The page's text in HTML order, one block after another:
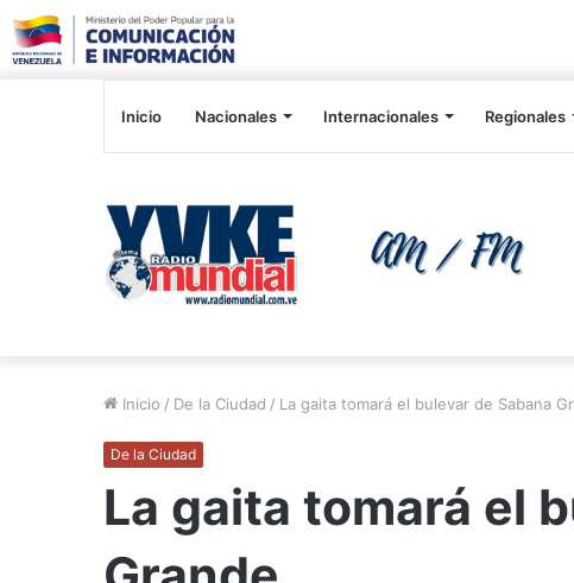
Inicio Nacionales Internacionales Regionales
Inicio / De la Ciudad / La gaita tomará el bulevar de Sabana
De la Ciudad
La gaita tomará el